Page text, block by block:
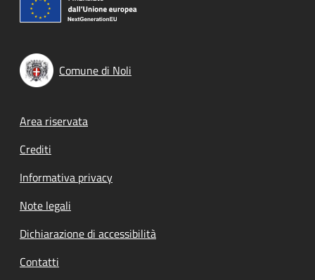
Comune di Noli
Footer menu
Area riservata
Crediti
Informativa privacy
Note legali
Dichiarazione di accessibilità
Contatti